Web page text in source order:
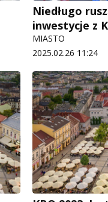
Niedługo
inwestycje z
MIASTO
2025.02.26 11:24